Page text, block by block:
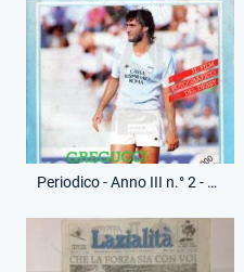
Periodico - Anno III n.° 2 - Lazio Alè